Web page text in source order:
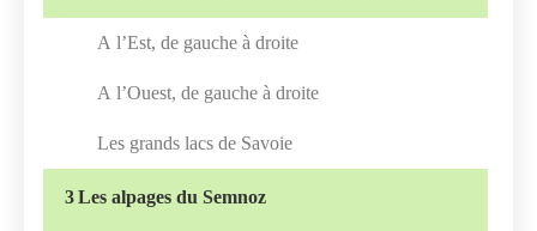
A l’Est, de gauche à droite
A l’Ouest, de gauche à droite
Les grands lacs de Savoie
3Les alpages du Semnoz